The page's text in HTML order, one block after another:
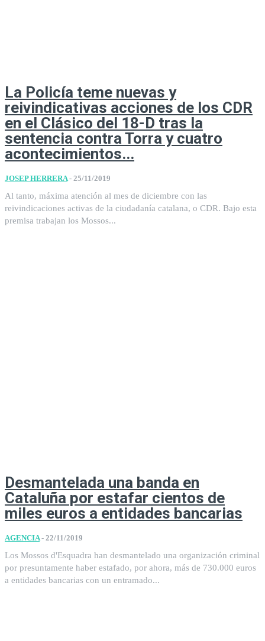
La Policía teme nuevas y
reivindicativas acciones de los CDR
en el Clásico del 18-D tras la
sentencia contra Torra y cuatro
acontecimientos...
JOSEP HERRERA - 25/11/2019
Al tanto, máxima atención al mes de diciembre con las
reivindicaciones activas de la ciudadanía catalana, o CDR. Bajo esta
premisa trabajan los Mossos...
Desmantelada una banda en
Cataluña por estafar cientos de
miles euros a entidades bancarias
AGENCIA - 22/11/2019
Los Mossos d'Esquadra han desmantelado una organización criminal
por presuntamente haber estafado, por ahora, más de 730.000 euros
a entidades bancarias con un entramado...